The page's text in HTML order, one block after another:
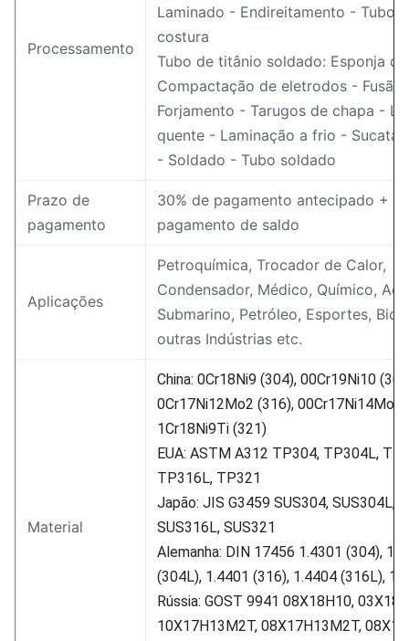
Processamento
Laminado - Endireitamento - Tubo
costura
Tubo de titânio soldado: Esponja
Compactação de eletrodos - Fusão
Forjamento - Tarugos de chapa -
quente - Laminação a frio - Sucata
- Soldado - Tubo soldado
Prazo de
pagamento
30% de pagamento antecipado +
pagamento de saldo
Aplicações
Petroquímica, Trocador de Calor,
Condensador, Médico, Químico,
Submarino, Petróleo, Esportes,
outras Indústrias etc.
Material
China: 0Cr18Ni9 (304), 00Cr19Ni10
0Cr17Ni12Mo2 (316), 00Cr17Ni14Mo2
1Cr18Ni9Ti (321)
EUA: ASTM A312 TP304, TP304L,
TP316L, TP321
Japão: JIS G3459 SUS304, SUS304L,
SUS316L, SUS321
Alemanha: DIN 17456 1.4301 (304),
(304L), 1.4401 (316), 1.4404 (316L),
Rússia: GOST 9941 08X18H10,
10X17H13M2T, 08X17H13M2T,